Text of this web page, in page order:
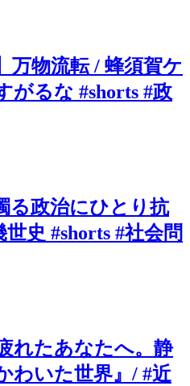
万物流転 / 蜂須賀ケ
がるな #shorts #政
る政治にひとり抗
史 #shorts #社会問
れたあなたへ。静
わいた世界』/ #近